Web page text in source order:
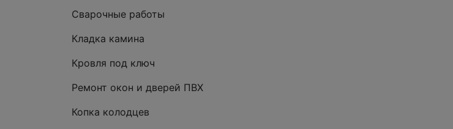
Сварочные работы
Кладка камина
Кровля под ключ
Ремонт окон и дверей ПВХ
Копка колодцев